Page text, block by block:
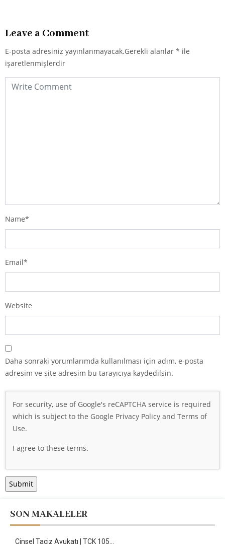
Leave a Comment
E-posta adresiniz yayınlanmayacak.Gerekli alanlar * ile
işaretlenmişlerdir
Name*
Email*
Website
Daha sonraki yorumlarımda kullanılması için adım, e-posta
adresim ve site adresim bu tarayıcıya kaydedilsin.
For security, use of Google's reCAPTCHA service is required
which is subject to the Google Privacy Policy and Terms of
Use.
I agree to these terms.
SON MAKALELER
Cinsel Taciz Avukatı | TCK 105…